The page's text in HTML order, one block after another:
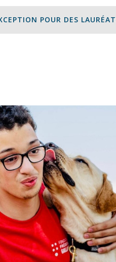
L'ENFANCE AU CHU
UTILISATION
FONDS
L'ENFANCE AU
L'ENFANCE AU CHU
RECEVOIR
UTILISATION
POUR DES